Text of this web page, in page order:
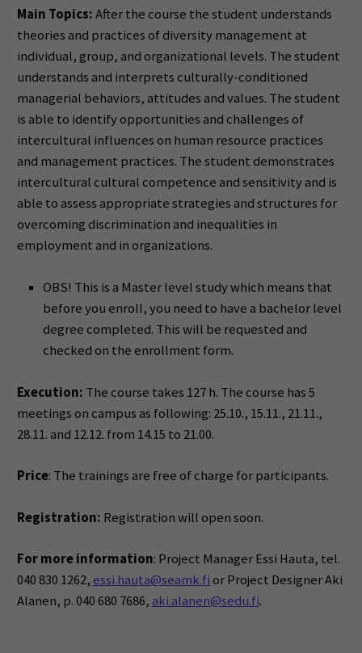
Main Topics:After the course the student understands
theories and practices of diversity management at
individual, group, and organizational levels. The student
understands and interprets culturally-conditioned
managerial behaviors, attitudes and values. The student
is able to identify opportunities and challenges of
intercultural influences on human resource practices
and management practices. The student demonstrates
intercultural cultural competence and sensitivity and is
able to assess appropriate strategies and structures for
overcoming discrimination and inequalities in
employment and in organizations.
OBS! This is a Master level study which means that
before you enroll, you need to have a bachelor level
degree completed. This will be requested and
checked on the enrollment form.
Execution: The course takes 127 h. The course has 5
meetings on campus as following: 25.10., 15.11., 21.11.,
28.11. and 12.12. from 14.15 to 21.00.
Price: The trainings are free of charge for participants.
Registration: Registration will open soon.
For more information: Project Manager Essi Hauta, tel.
040 830 1262, essi.hauta@seamk.fior Project Designer Aki
Alanen, p. 040 680 7686, aki.alanen@sedu.fi.